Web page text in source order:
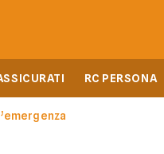
RC PERSONA